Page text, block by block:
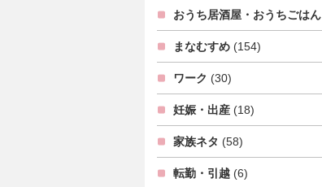
おうち居酒屋・おうちごはん
まなむすめ (154)
ワーク (30)
妊娠・出産 (18)
家族ネタ (58)
転勤・引越 (6)